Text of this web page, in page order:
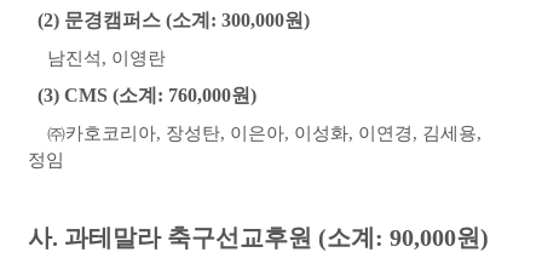
(2) 문경캠퍼스 (소계 : 300,000원)
남진석, 이영란
(3) CMS (소계 : 760,000원)
㈜카호코리아, 장성탄, 이은아, 이성화, 이연경, 김세용,
정임
사. 과테말라 축구선교후원 (소계 : 90,000원)